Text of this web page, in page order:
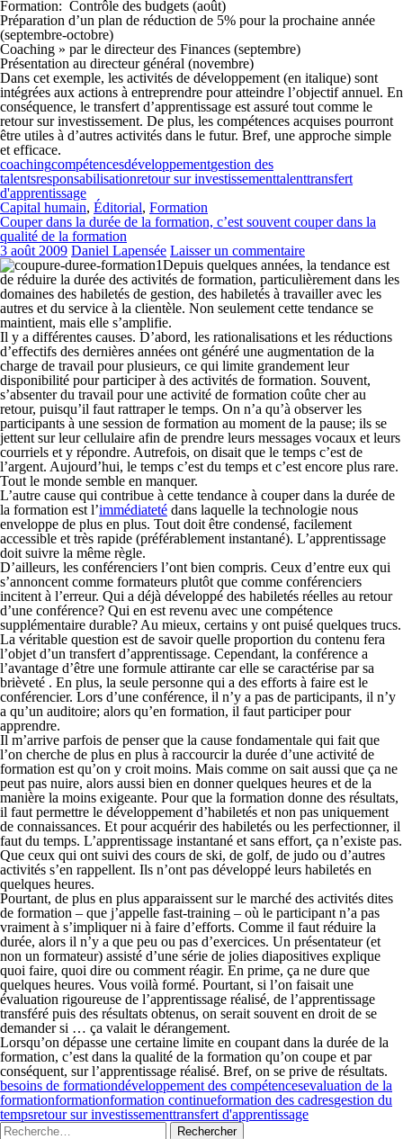
Formation: Contrôle des budgets (août)
Préparation d’un plan de réduction de 5% pour la prochaine année
(septembre-octobre)
Coaching » par le directeur des Finances (septembre)
Présentation au directeur général (novembre)
Dans cet exemple, les activités de développement (en italique) sont
intégrées aux actions à entreprendre pour atteindre l’objectif annuel. En
conséquence, le transfert d’apprentissage est assuré tout comme le
retour sur investissement. De plus, les compétences acquises pourront
être utiles à d’autres activités dans le futur. Bref, une approche simple
et efficace.
coachingcompétencesdéveloppementgestion des
talentsresponsabilisationretour sur investissementtalenttransfert
d'apprentissage
Capital humain, Éditorial, Formation
Couper dans la durée de la formation, c’est souvent couper dans la
qualité de la formation
3 août 2009 Daniel Lapensée Laisser un commentaire
Depuis quelques années, la tendance est
de réduire la durée des activités de formation, particulièrement dans les
domaines des habiletés de gestion, des habiletés à travailler avec les
autres et du service à la clientèle. Non seulement cette tendance se
maintient, mais elle s’amplifie.
Il y a différentes causes. D’abord, les rationalisations et les réductions
d’effectifs des dernières années ont généré une augmentation de la
charge de travail pour plusieurs, ce qui limite grandement leur
disponibilité pour participer à des activités de formation. Souvent,
s’absenter du travail pour une activité de formation coûte cher au
retour, puisqu’il faut rattraper le temps. On n’a qu’à observer les
participants à une session de formation au moment de la pause; ils se
jettent sur leur cellulaire afin de prendre leurs messages vocaux et leurs
courriels et y répondre. Autrefois, on disait que le temps c’est de
l’argent. Aujourd’hui, le temps c’est du temps et c’est encore plus rare.
Tout le monde semble en manquer.
L’autre cause qui contribue à cette tendance à couper dans la durée de
la formation est l’immédiateté dans laquelle la technologie nous
enveloppe de plus en plus. Tout doit être condensé, facilement
accessible et très rapide (préférablement instantané). L’apprentissage
doit suivre la même règle.
D’ailleurs, les conférenciers l’ont bien compris. Ceux d’entre eux qui
s’annoncent comme formateurs plutôt que comme conférenciers
incitent à l’erreur. Qui a déjà développé des habiletés réelles au retour
d’une conférence? Qui en est revenu avec une compétence
supplémentaire durable? Au mieux, certains y ont puisé quelques trucs.
La véritable question est de savoir quelle proportion du contenu fera
l’objet d’un transfert d’apprentissage. Cependant, la conférence a
l’avantage d’être une formule attirante car elle se caractérise par sa
brièveté . En plus, la seule personne qui a des efforts à faire est le
conférencier. Lors d’une conférence, il n’y a pas de participants, il n’y
a qu’un auditoire; alors qu’en formation, il faut participer pour
apprendre.
Il m’arrive parfois de penser que la cause fondamentale qui fait que
l’on cherche de plus en plus à raccourcir la durée d’une activité de
formation est qu’on y croit moins. Mais comme on sait aussi que ça ne
peut pas nuire, alors aussi bien en donner quelques heures et de la
manière la moins exigeante. Pour que la formation donne des résultats,
il faut permettre le développement d’habiletés et non pas uniquement
de connaissances. Et pour acquérir des habiletés ou les perfectionner, il
faut du temps. L’apprentissage instantané et sans effort, ça n’existe pas.
Que ceux qui ont suivi des cours de ski, de golf, de judo ou d’autres
activités s’en rappellent. Ils n’ont pas développé leurs habiletés en
quelques heures.
Pourtant, de plus en plus apparaissent sur le marché des activités dites
de formation – que j’appelle fast-training – où le participant n’a pas
vraiment à s’impliquer ni à faire d’efforts. Comme il faut réduire la
durée, alors il n’y a que peu ou pas d’exercices. Un présentateur (et
non un formateur) assisté d’une série de jolies diapositives explique
quoi faire, quoi dire ou comment réagir. En prime, ça ne dure que
quelques heures. Vous voilà formé. Pourtant, si l’on faisait une
évaluation rigoureuse de l’apprentissage réalisé, de l’apprentissage
transféré puis des résultats obtenus, on serait souvent en droit de se
demander si … ça valait le dérangement.
Lorsqu’on dépasse une certaine limite en coupant dans la durée de la
formation, c’est dans la qualité de la formation qu’on coupe et par
conséquent, sur l’apprentissage réalisé. Bref, on se prive de résultats.
besoins de formationdéveloppement des compétencesevaluation de la
formationformationformation continueformation des cadresgestion du
tempsretour sur investissementtransfert d'apprentissage